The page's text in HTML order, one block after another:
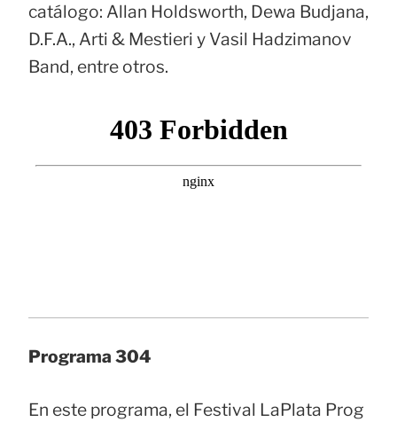
catálogo: Allan Holdsworth, Dewa Budjana,
D.F.A., Arti & Mestieri y Vasil Hadzimanov
Band, entre otros.
Programa 304
En este programa, el Festival LaPlata Prog